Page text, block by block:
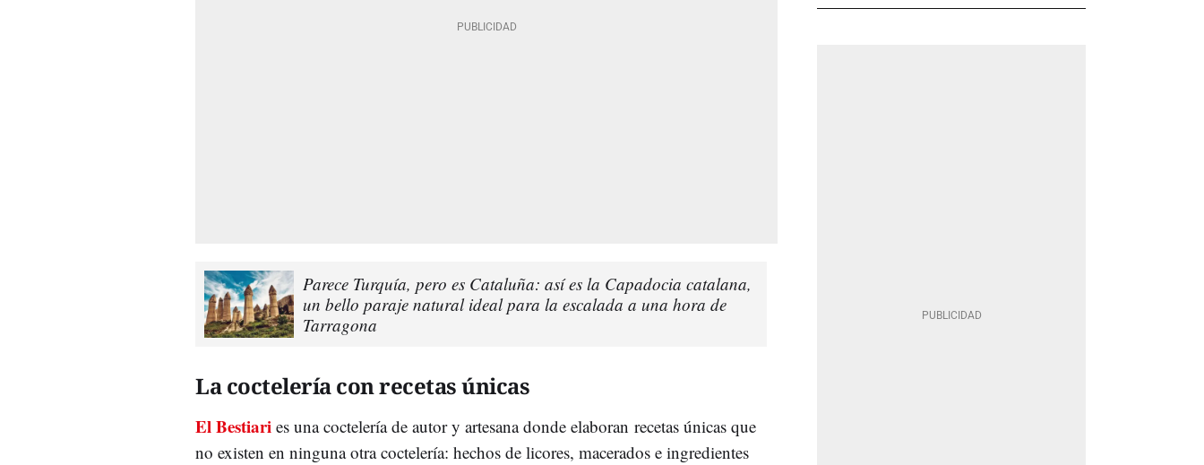
Parece Turquía, pero es Cataluña: así es la Capadocia catalana,
un bello paraje natural ideal para la escalada a una hora de
Tarragona
La coctelería con recetas únicas
El Bestiari es una coctelería de autor y artesana donde elaboran recetas únicas que
no existen en ninguna otra coctelería: hechos de licores, macerados e ingredientes